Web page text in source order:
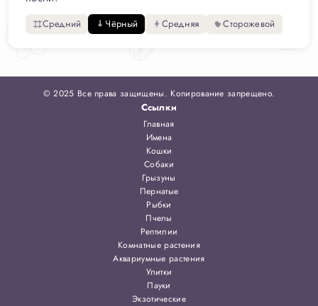
Средний Чёрный Средняя Сторожевой
© 2025 Все права защищены. Копирование запрещено.
Ссылки
Главная
Имена
Кошки
Собаки
Грызуны
Пернатые
Рыбки
Пчелы
Рептилии
Комнатные растения
Аквариумные растения
Улитки
Пауки
Экзотические